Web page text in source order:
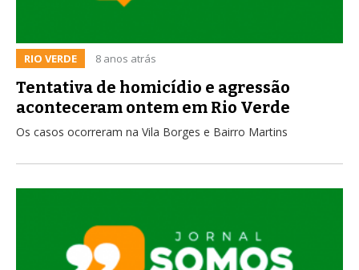
RIO VERDE 8 anos atrás
Tentativa de homicídio e agressão
aconteceram ontem em Rio Verde
Os casos ocorreram na Vila Borges e Bairro Martins